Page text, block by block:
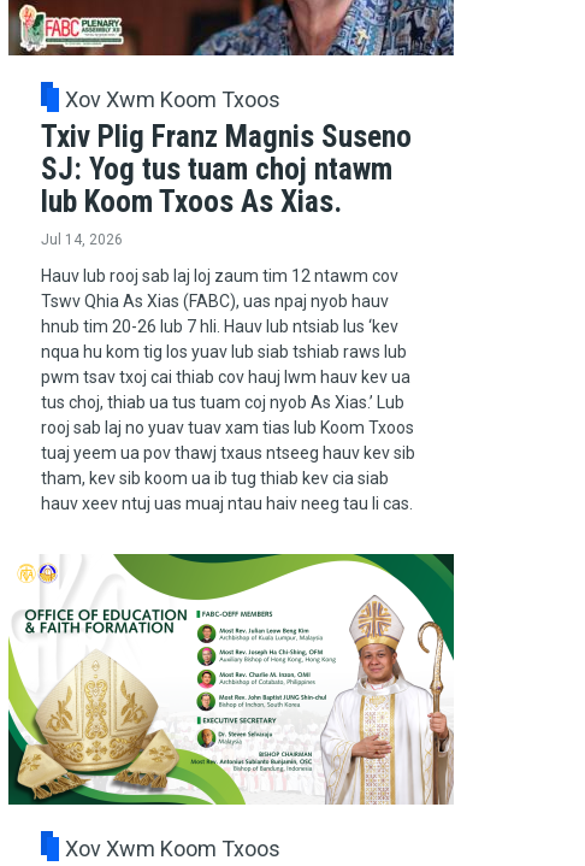
Xov Xwm Koom Txoos
Txiv Plig Franz Magnis Suseno
SJ: Yog tus tuam choj ntawm
lub Koom Txoos As Xias.
Jul 14, 2026
Hauv lub rooj sab laj loj zaum tim 12 ntawm cov
Tswv Qhia As Xias (FABC), uas npaj nyob hauv
hnub tim 20-26 lub 7 hli. Hauv lub ntsiab lus ‘kev
nqua hu kom tig los yuav lub siab tshiab raws lub
pwm tsav txoj cai thiab cov hauj lwm hauv kev ua
tus choj, thiab ua tus tuam coj nyob As Xias.’ Lub
rooj sab laj no yuav tuav xam tias lub Koom Txoos
tuaj yeem ua pov thawj txaus ntseeg hauv kev sib
tham, kev sib koom ua ib tug thiab kev cia siab
hauv xeev ntuj uas muaj ntau haiv neeg tau li cas.
Xov Xwm Koom Txoos